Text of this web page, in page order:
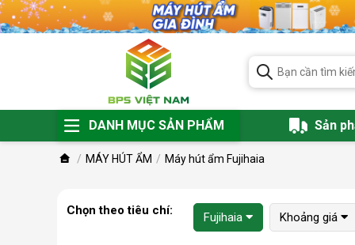
DANH MỤC SẢN PHẨM Sản
MÁY HÚT ẨM Máy hút ẩm Fujihaia
Chọn theo tiêu chí: Fujihaia Khoảng giá